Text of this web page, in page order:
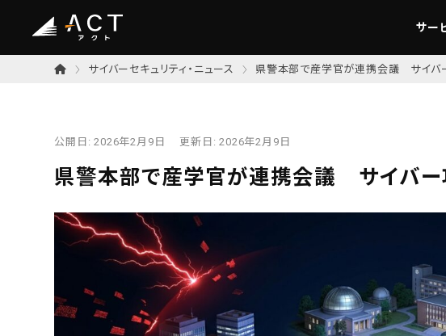
サー
サイバーセキュリティ・ニュース 県警本部で産学官が連携会議 サイバ
公開日:2026年2月9日 更新日:2026年2月9日
県警本部で産学官が連携会議 サイバー